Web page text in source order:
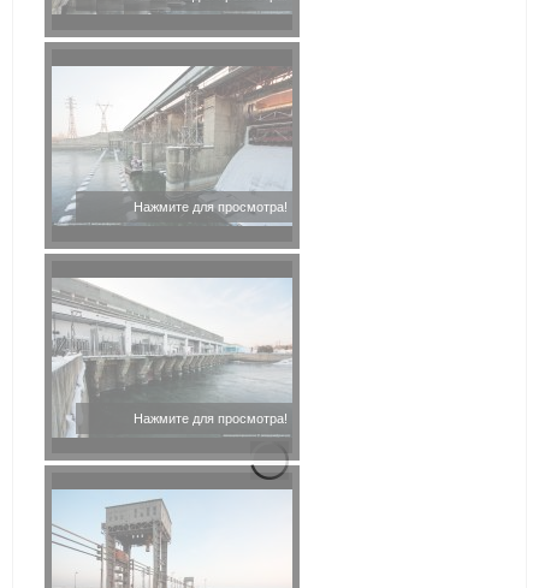
Нажмите для просмотра!
Нажмите для просмотра!